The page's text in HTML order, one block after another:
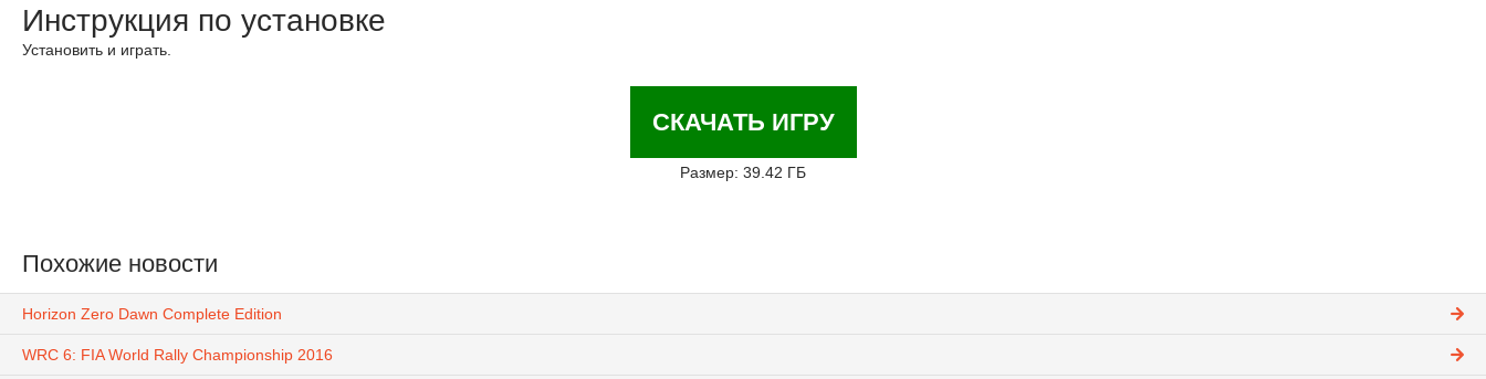
Инструкция по установке
Установить и играть.
СКАЧАТЬ ИГРУ
Размер: 39.42 ГБ
Похожие новости
Horizon Zero Dawn Complete Edition
WRC 6: FIA World Rally Championship 2016